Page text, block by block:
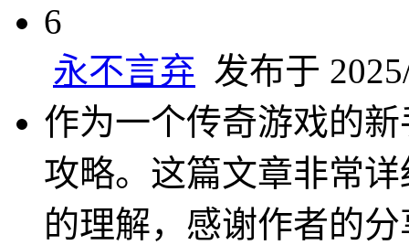
6
永不言弃 发布于
作为一个传奇游戏的
攻略。这篇文章非常
的理解，感谢作者的